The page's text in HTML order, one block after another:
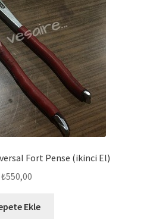
Fort Pense (ikinci El)
₺550,00
Ekle